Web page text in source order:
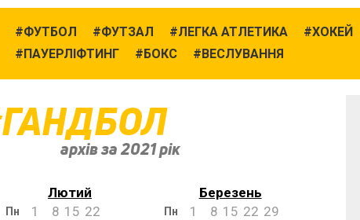
ФУТБОЛ ФУТЗАЛ ЛЕГКА АТЛЕТИКА ХОКЕЙ
ПАУЕРЛІФТИНГ
БОКС ВЕСЛУВАННЯ
ГАНДБОЛ
архів за 2021 рік
Лютий
Пн 1 8 15 22
Березень
Пн 1 8 15 22 29